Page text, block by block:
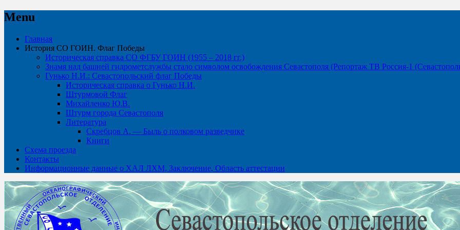
Menu
Skip
Главная
История СО ГОИН. Флаг Победы
Историческая справка СО ФГБУ ГОИН (1955 – 2018 гг.)
Знамя над башней гидрометслужбы стало символом освобождения Севастополя (Репортаж ТВ Россия-1
Гунько Н.И.: Севастопольский флаг Победы
Историческая справка о Гунько Н.И.
Штурмовой Флаг
Михайленко Ю.В.
Штурм города Севастополя
Литература
Скребцов А. — Быль о полковом разведчике
Книги
Схема проезда
Контакты
Информационные данные о ХАЛ ЛХМ, Заключение, Область аттестации